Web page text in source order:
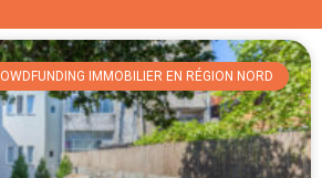
IMMOBILIER EN RÉGION NORD